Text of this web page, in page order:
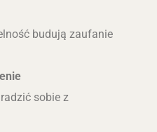
budują zaufanie
sobie z